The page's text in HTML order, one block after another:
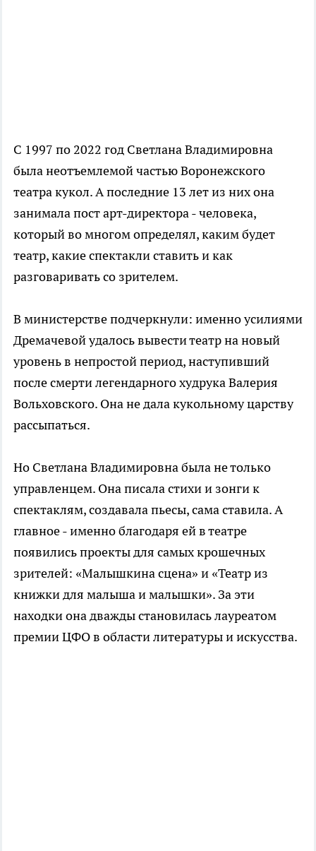
С 1997 по 2022 год Светлана Владимировна
была неотъемлемой частью Воронежского
театра кукол. А последние 13 лет из них она
занимала пост арт-директора - человека,
который во многом определял, каким будет
театр, какие спектакли ставить и как
разговаривать со зрителем.
В министерстве подчеркнули: именно усилиями
Дремачевой удалось вывести театр на новый
уровень в непростой период, наступивший
после смерти легендарного худрука Валерия
Вольховского. Она не дала кукольному царству
рассыпаться.
Но Светлана Владимировна была не только
управленцем. Она писала стихи и зонги к
спектаклям, создавала пьесы, сама ставила. А
главное - именно благодаря ей в театре
появились проекты для самых крошечных
зрителей: «Малышкина сцена» и «Театр из
книжки для малыша и малышки». За эти
находки она дважды становилась лауреатом
премии ЦФО в области литературы и искусства.